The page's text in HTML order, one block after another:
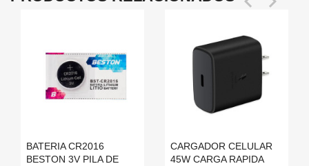
BATERIA CR2016
BESTON 3V PILA DE
CARGADOR CELULAR
45W CARGA RAPIDA